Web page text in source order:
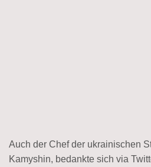
Auch der Chef der ukrainischen
Kamyshin, bedankte sich via